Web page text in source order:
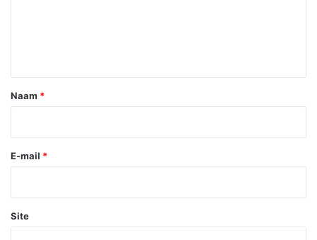
*
Naam *
E-mail *
Site